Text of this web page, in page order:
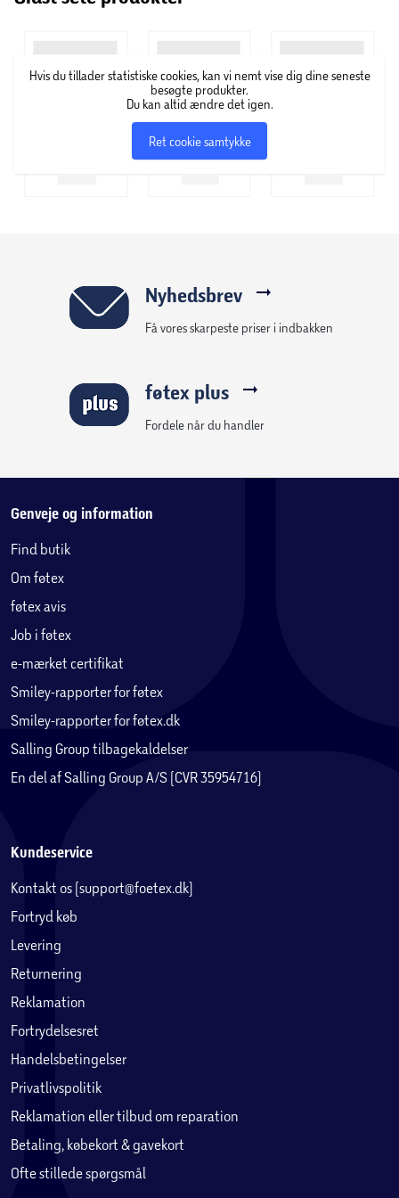
mulighed for udtrykke sig igennem kreativitet, leg og
eksperimenter med hele deres sortiment, som rummer alt
fra lipgloss og øjenskygge til neglelak i alle regnbuens
Hvis du tillader statistiske cookies, kan vi nemt vise dig dine seneste
besøgte produkter.
Du kan altid ændre det igen.
Ret cookie samtykke
Nyhedsbrev
Få vores skarpeste priser i indbakken
føtex plus
Fordele når du handler
Genveje og information
Find butik
Om føtex
føtex avis
Job i føtex
e-mærket certifikat
Smiley-rapporter for føtex
Smiley-rapporter for føtex.dk
Salling Group tilbagekaldelser
En del af Salling Group A/S (CVR 35954716)
Kundeservice
Kontakt os (support@foetex.dk)
Fortryd køb
Levering
Returnering
Reklamation
Fortrydelsesret
Handelsbetingelser
Privatlivspolitik
Reklamation eller tilbud om reparation
Betaling, købekort & gavekort
Ofte stillede spørgsmål